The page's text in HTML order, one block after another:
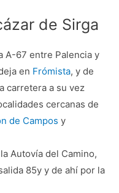
de Sirga
A-67 entre Palencia y
en Frómista, y de
carretera a su vez
cercanas de
de Campos y
Autovía del Camino,
85y y de ahí por la